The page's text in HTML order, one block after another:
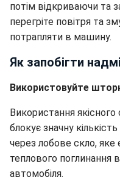
потім відкриваючи та
перегріте повітря та
потрапляти в машину.
Як запобігти
Використовуйте
Використання
блокує значну
через лобове скло,
теплового поглинання
автомобіля.